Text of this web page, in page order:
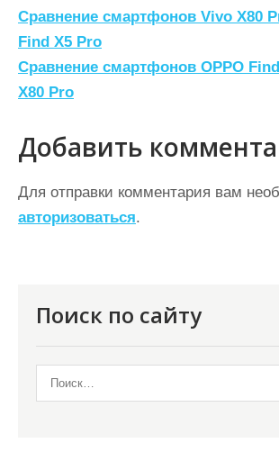
Н
а
в
и
г
а
ц
и
Сравнение смартфонов Vivo X80
Find X5 Pro
Сравнение смартфонов OPPO
X80 Pro
Добавить
Для отправки комментария вам
авторизоваться.
Поиск по сайту